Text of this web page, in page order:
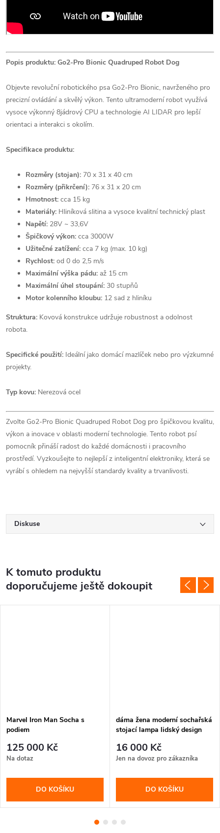
Popis produktu: Go2-Pro Bionic Quadruped Robot Dog
Objevte revoluční robotického psa Go2-Pro Bionic, navrženého pro
precizní ovládání a skvělý výkon. Tento ultramoderní robot využívá
vysoce výkonný 8jádrový CPU a technologie AI LIDAR pro lepší
orientaci a interakci s okolím.
Specifikace produktu:
Rozměry (stojan): 70 x 31 x 40 cm
Rozměry (přikrčení): 76 x 31 x 20 cm
Hmotnost: cca 15 kg
Materiály: Hliníková slitina a vysoce kvalitní technický plast
Napětí: 28V ~ 33,6V
Špičkový výkon: cca 3000W
Užitečné zatížení: cca 7 kg (max. 10 kg)
Rychlost: od 0 do 2,5 m/s
Maximální výška pádu: až 15 cm
Maximální úhel stoupání: 30 stupňů
Motor kolenního kloubu: 12 sad z hliníku
Struktura: Kovová konstrukce udržuje robustnost a odolnost
robota.
Specifické použití: Ideální jako domácí mazlíček nebo pro výzkumné
projekty.
Typ kovu: Nerezová ocel
Zvolte Go2-Pro Bionic Quadruped Robot Dog pro špičkovou kvalitu,
výkon a inovace v oblasti moderní technologie. Tento robot psí
pomocník přináší radost do každé domácnosti i pracovního
prostředí. Vyzkoušejte to nejlepší z inteligentní elektroniky, která se
vyrábí s ohledem na nejvyšší standardy kvality a trvanlivosti.
Diskuse
K tomuto produktu
doporučujeme ještě dokoupit
Marvel Iron Man Socha s
podiem
125 000 Kč
Na dotaz
DO KOŠÍKU
dáma žena moderní sochařská
stojací lampa lidský design
severský obývací pokoj roh
pryskyřice socha stojící lampa
16 000 Kč
Jen na dovoz pro zákazníka
DO KOŠÍKU